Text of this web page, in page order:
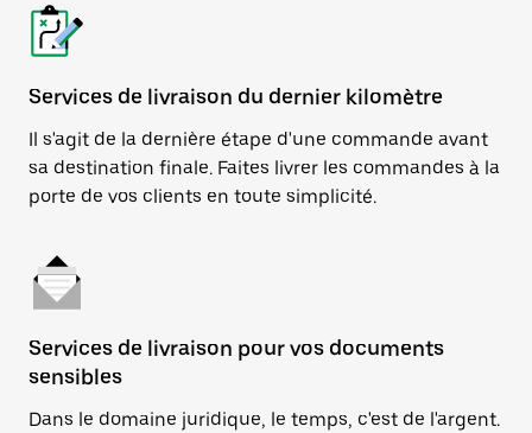
Services de livraison du dernier kilomètre
Il s'agit de la dernière étape d'une commande avant
sa destination finale. Faites livrer les commandes à la
porte de vos clients en toute simplicité.
Services de livraison pour vos documents
sensibles
Dans le domaine juridique, le temps, c'est de l'argent.